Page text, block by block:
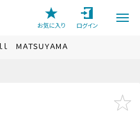
お気に入り
ログイン
ｌ ＭＡＴＳＵＹＡＭＡ